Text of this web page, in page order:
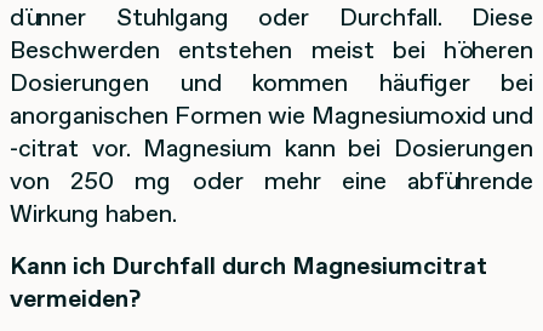
dünner Stuhlgang oder Durchfall. Diese
Beschwerden entstehen meist bei höheren
Dosierungen und kommen häufiger bei
anorganischen Formen wie Magnesiumoxid und
-citrat vor. Magnesium kann bei Dosierungen
von 250 mg oder mehr eine abführende
Wirkung haben.
Kann ich Durchfall durch Magnesiumcitrat
vermeiden?